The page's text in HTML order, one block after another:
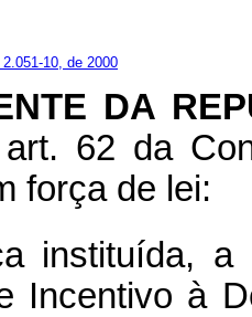
10, de 2000
DA
62 da
força de lei:
instituída, a
Incentivo à